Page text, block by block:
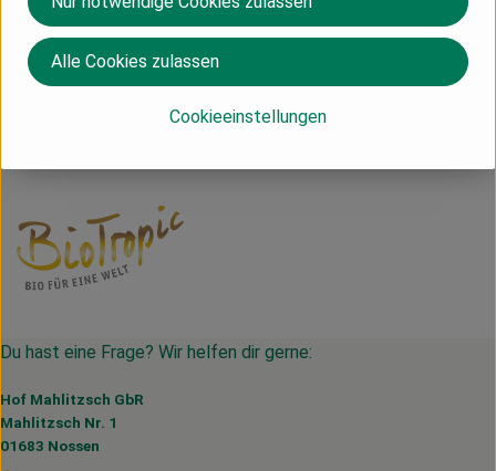
D 47167 Duisburg
www.green-naturkost.de
(Daten von Ecoinform)
Du hast eine Frage? Wir helfen dir gerne:
Hof Mahlitzsch GbR
Mahlitzsch Nr. 1
01683 Nossen
Cookieeinstellungen
Alle Cookies zulassen